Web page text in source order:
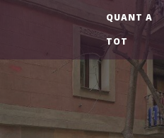
QUANT A
TOT